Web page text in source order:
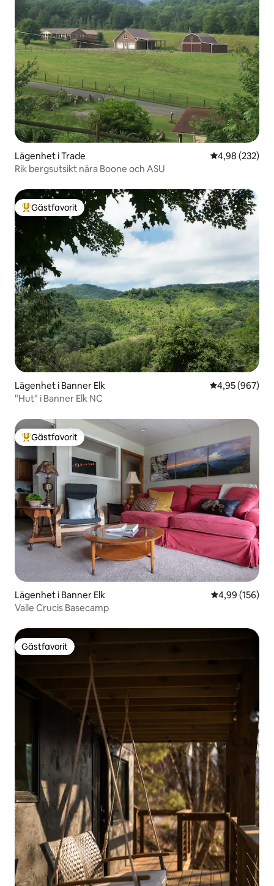
Lägenhet i Trade 4,98 av 5 i
4,98 (232)
Rik bergsutsikt nära Boone och ASU
Populär gästfavorit
Gästfavorit
Lägenhet i Banner Elk 4,95 av 5 i
4,95 (967)
"Hut" i Banner Elk NC
Populär gästfavorit
Gästfavorit
Lägenhet i Banner Elk 4,99 av 5 i
4,99 (156)
Valle Crucis Basecamp
Gästfavorit
Gästfavorit